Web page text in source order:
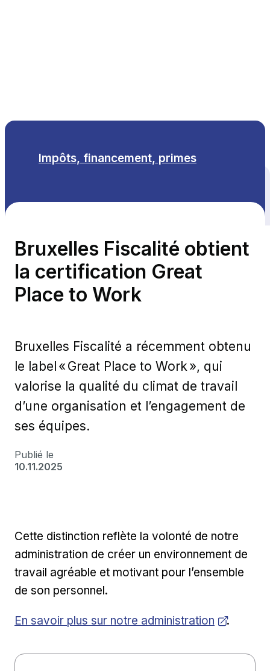
Impôts, financement, primes
Bruxelles Fiscalité obtient
la certification Great
Place to Work
Bruxelles Fiscalité a récemment obtenu
le label « Great Place to Work », qui
valorise la qualité du climat de travail
d’une organisation et l’engagement de
ses équipes.
Publié le
10.11.2025
Cette distinction reflète la volonté de notre
administration de créer un environnement de
travail agréable et motivant pour l’ensemble
de son personnel.
Ouvrir dans une nouvelle fenêtre
En savoir plus sur notre administration .